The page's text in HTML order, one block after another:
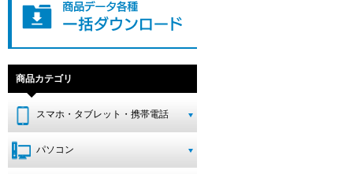
商品カテゴリ
スマホ・タブレット・携帯電話
パソコン